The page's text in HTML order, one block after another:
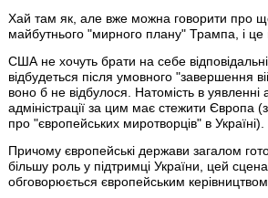
Хай там як, але вже можна говорити про
майбутнього "мирного плану" Трампа, і це
США не хочуть брати на себе
відбудеться після умовного "завершення
воно б не відбулося. Натомість в уявленні
адміністрації за цим має стежити Європа
про "європейських миротворців" в Україні).
Причому європейські держави загалом
більшу роль у підтримці України, цей
обговорюється європейським